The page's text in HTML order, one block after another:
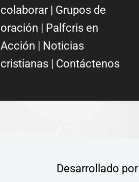
colaborar| Grupos de
oración | Palfcris en
Acción | Noticias
cristianas| Contáctenos
Desarrollado por